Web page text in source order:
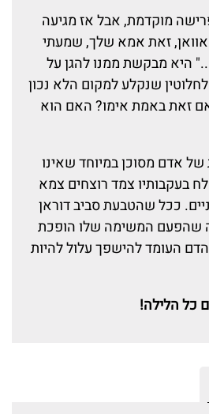
מוקדמת, אבל אז מגיעה
זאת אמא שלך, שמעתי
היא מבקשת ממנו להגן על
שנקלע למקום הלא נכון
זאת באמת אימו? האם הוא
של אדם מסוכן במיוחד שאינו
בעקבותיו צמד רוצחים צמא
ככל שהטבעת סביב דוראן
שהפעם המשימה שלו הופכת
העומד להישפך עלול להיות
כל הלילה!